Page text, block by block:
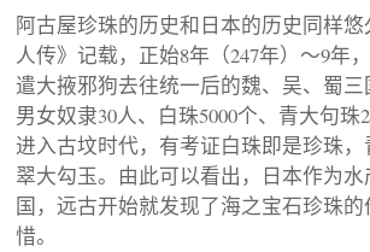
阿古屋珍珠的历史和日本的历史同样
人传》记载，正始8年（247年）～9年
遣大掖邪狗去往统一后的魏、吴、蜀
男女奴隶30人、白珠5000个、青大句珠
进入古坟时代，有考证白珠即是珍珠
翠大勾玉。由此可以看出，日本作为
国，远古开始就发现了海之宝石珍珠
惜。